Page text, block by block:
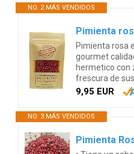
NO. 2 MÁS VENDIDOS
Pimienta rosa
gourmet
hermetico con
frescura de
9,95 EUR
NO. 3 MÁS VENDIDOS